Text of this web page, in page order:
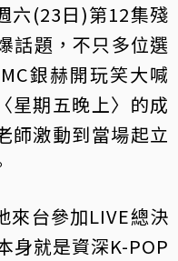
六(23日)第12集殘
話題，不只多位選
銀赫開玩笑大喊
星期五晚上〉的成
師激動到當場起立
來台參加LIVE總決
身就是資深K-POP